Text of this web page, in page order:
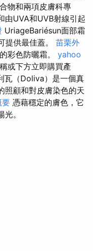
物和兩項皮膚科專
由UVA和UVB射線引起
UriageBariésun面部霜
提供最佳蓋。 苗栗外
彩色防曬霜。 yahoo
或下方立即購買產
瓦（Doliva）是一個真
照顧和對皮膚染色的天
要 憑藉穩定的膚色，它
。